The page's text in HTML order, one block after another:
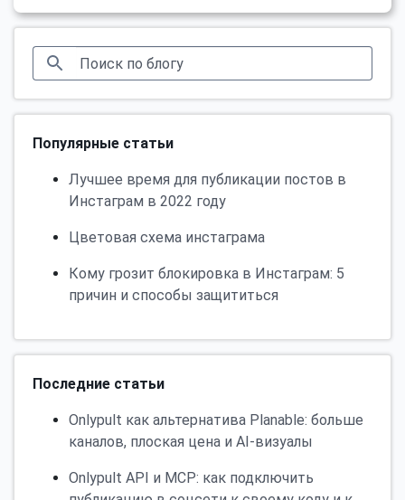
Популярные статьи
Лучшее время для публикации постов в
Инстаграм в 2022 году
Цветовая схема инстаграма
Кому грозит блокировка в Инстаграм: 5
причин и способы защититься
Последние статьи
Onlypult как альтернатива Planable: больше
каналов, плоская цена и AI-визуалы
Onlypult API и MCP: как подключить